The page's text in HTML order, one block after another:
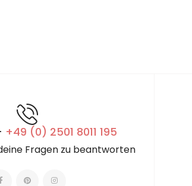
+49 (0) 2501 8011 195
Fragen zu beantworten